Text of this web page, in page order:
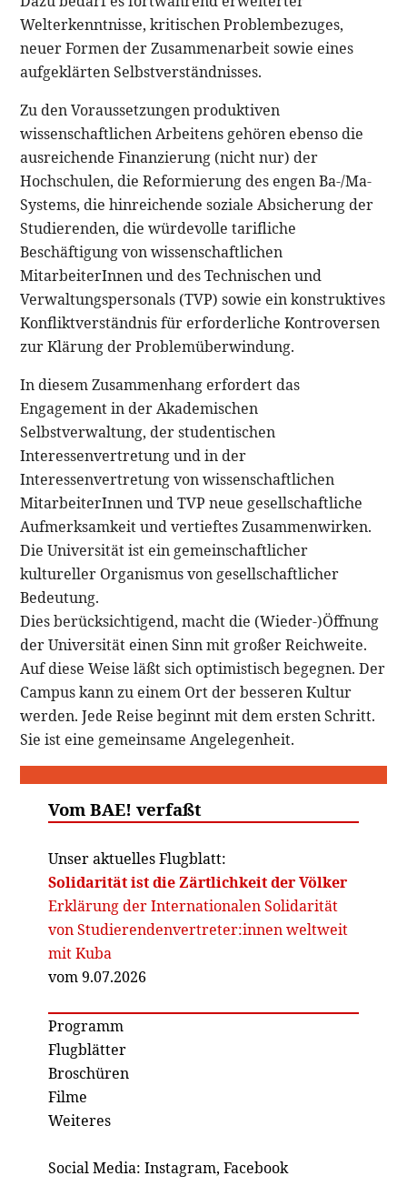
Welterkenntnisse, kritischen Problembezuges,
neuer Formen der Zusammenarbeit sowie eines
aufgeklärten Selbstverständnisses.
Zu den Voraussetzungen produktiven
wissenschaftlichen Arbeitens gehören ebenso die
ausreichende Finanzierung (nicht nur) der
Hochschulen, die Reformierung des engen Ba-/Ma-
Systems, die hinreichende soziale Absicherung der
Studierenden, die würdevolle tarifliche
Beschäftigung von wissenschaftlichen
MitarbeiterInnen und des Technischen und
Verwaltungspersonals (TVP) sowie ein konstruktives
Konfliktverständnis für erforderliche Kontroversen
zur Klärung der Problemüberwindung.
In diesem Zusammenhang erfordert das
Engagement in der Akademischen
Selbstverwaltung, der studentischen
Interessenvertretung und in der
Interessenvertretung von wissenschaftlichen
MitarbeiterInnen und TVP neue gesellschaftliche
Aufmerksamkeit und vertieftes Zusammenwirken.
Die Universität ist ein gemeinschaftlicher
kultureller Organismus von gesellschaftlicher
Bedeutung.
Dies berücksichtigend, macht die (Wieder-)Öffnung
der Universität einen Sinn mit großer Reichweite.
Auf diese Weise läßt sich optimistisch begegnen. Der
Campus kann zu einem Ort der besseren Kultur
werden. Jede Reise beginnt mit dem ersten Schritt.
Sie ist eine gemeinsame Angelegenheit.
Vom BAE! verfaßt
Unser aktuelles Flugblatt:
Solidarität ist die Zärtlichkeit der Völker
Erklärung der Internationalen Solidarität
von Studierendenvertreter:innen weltweit
mit Kuba
vom 9.07.2026
Programm
Flugblätter
Broschüren
Filme
Weiteres
Social Media: Instagram, Facebook